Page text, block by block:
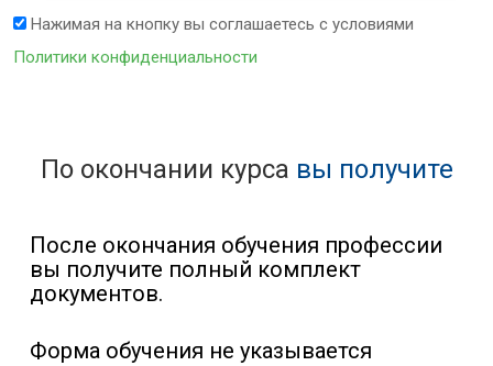
Нажимая на кнопку вы соглашаетесь с условиями
Политики конфиденциальности
По окончании курса вы получите
После окончания обучения профессии
вы получите полный комплект
документов.
Форма обучения не указывается